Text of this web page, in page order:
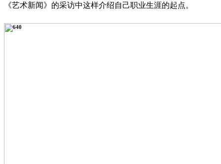
《艺术新闻》的采访中这样介绍自己职业生涯的起点。